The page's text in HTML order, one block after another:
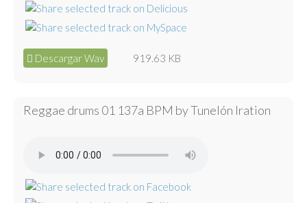
Descargar Wav 919.63 KB
Reggae drums 01 137a BPM by Tunelón Iration